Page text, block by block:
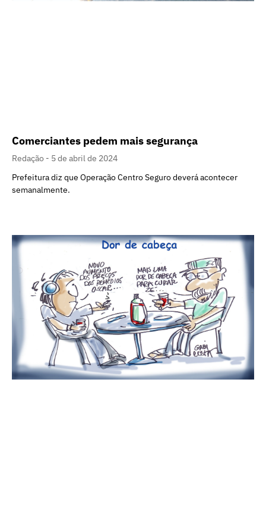
Comerciantes pedem mais segurança
Redação
5 de abril de 2024
Prefeitura diz que Operação Centro Seguro deverá acontecer
semanalmente.